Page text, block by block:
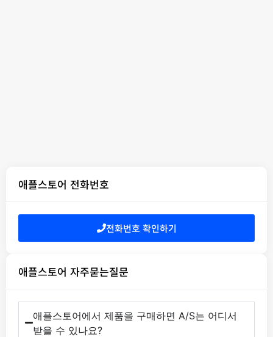
애플스토어 전화번호
전화번호 확인하기
애플스토어 자주묻는질문
애플스토어에서 제품을 구매하면 A/S는 어디서
받을 수 있나요?